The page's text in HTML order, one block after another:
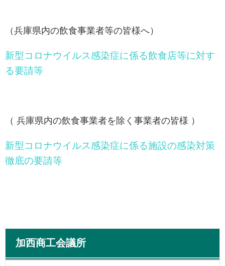
（兵庫県内の飲食事業者等の皆様へ）
新型コロナウイルス感染症に係る飲食店等に対す
る要請等
（ 兵庫県内の飲食事業者を除く事業者の皆様 ）
新型コロナウイルス感染症に係る施設の感染対策
徹底の要請等
加西商工会議所